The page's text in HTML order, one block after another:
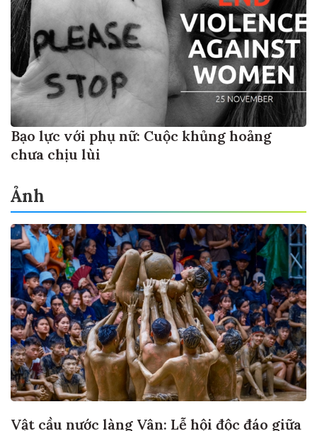
Bạo lực với phụ nữ: Cuộc khủng hoảng
chưa chịu lùi
Ảnh
Vật cầu nước làng Vân: Lễ hội độc đáo giữa